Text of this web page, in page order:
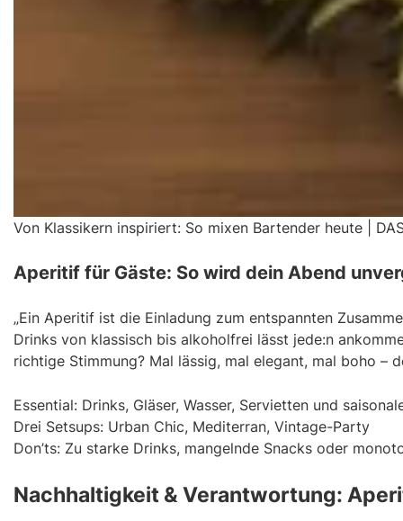
Von Klassikern inspiriert: So mixen Bartender heute |
Aperitif für Gäste: So wird dein Abend
„Ein Aperitif ist die Einladung zum entspannten
Drinks von klassisch bis alkoholfrei lässt jede:n
richtige Stimmung? Mal lässig, mal elegant, mal boho –
Essential: Drinks, Gläser, Wasser, Servietten und
Drei Setsups: Urban Chic, Mediterran, Vintage-Party
Don’ts: Zu starke Drinks, mangelnde Snacks oder
Nachhaltigkeit & Verantwortung: